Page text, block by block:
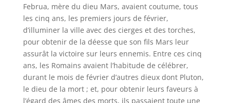
Februa, mère du dieu Mars, avaient coutume, tous
les cinq ans, les premiers jours de février,
d’illuminer la ville avec des cierges et des torches,
pour obtenir de la déesse que son fils Mars leur
assurât la victoire sur leurs ennemis. Entre ces cinq
ans, les Romains avaient l’habitude de célébrer,
durant le mois de février d’autres dieux dont Pluton,
le dieu de la mort ; et, pour obtenir leurs faveurs à
l’égard des âmes des morts, ils passaient toute une